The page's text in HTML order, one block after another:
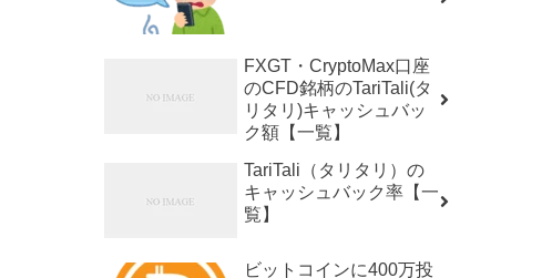
FXGT・CryptoMax口座
のCFD銘柄のTariTali(タ
リタリ)キャッシュバッ
ク額【一覧】
TariTali（タリタリ）の
キャッシュバック率【一
覧】
ビットコインに400万投